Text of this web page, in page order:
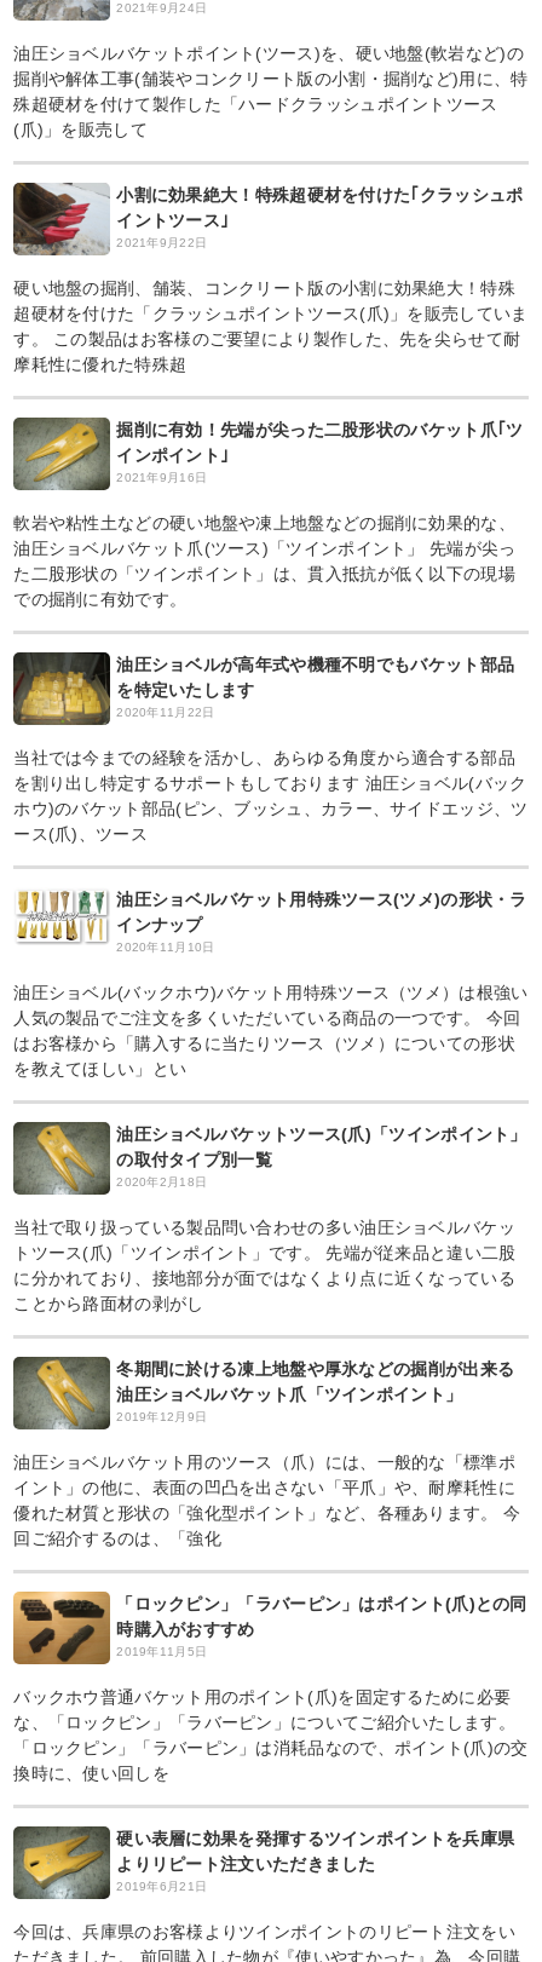
2021年9月24日
油圧ショベルバケットポイント(ツース)を、硬い地盤(軟岩など)の
掘削や解体工事(舗装やコンクリート版の小割・掘削など)用に、特
殊超硬材を付けて製作した「ハードクラッシュポイントツース
(爪)」を販売して
小割に効果絶大！特殊超硬材を付けた｢クラッシュポ
イントツース｣
2021年9月22日
硬い地盤の掘削、舗装、コンクリート版の小割に効果絶大！特殊
超硬材を付けた「クラッシュポイントツース(爪)」を販売していま
す。 この製品はお客様のご要望により製作した、先を尖らせて耐
摩耗性に優れた特殊超
掘削に有効！先端が尖った二股形状のバケット爪｢ツ
インポイント｣
2021年9月16日
軟岩や粘性土などの硬い地盤や凍上地盤などの掘削に効果的な、
油圧ショベルバケット爪(ツース)「ツインポイント」 先端が尖っ
た二股形状の「ツインポイント」は、貫入抵抗が低く以下の現場
での掘削に有効です。
油圧ショベルが高年式や機種不明でもバケット部品
を特定いたします
2020年11月22日
当社では今までの経験を活かし、あらゆる角度から適合する部品
を割り出し特定するサポートもしております 油圧ショベル(バック
ホウ)のバケット部品(ピン、ブッシュ、カラー、サイドエッジ、ツ
ース(爪)、ツース
油圧ショベルバケット用特殊ツース(ツメ)の形状・ラ
インナップ
2020年11月10日
油圧ショベル(バックホウ)バケット用特殊ツース（ツメ）は根強い
人気の製品でご注文を多くいただいている商品の一つです。 今回
はお客様から「購入するに当たりツース（ツメ）についての形状
を教えてほしい」とい
油圧ショベルバケットツース(爪)「ツインポイント」
の取付タイプ別一覧
2020年2月18日
当社で取り扱っている製品問い合わせの多い油圧ショベルバケッ
トツース(爪)「ツインポイント」です。 先端が従来品と違い二股
に分かれており、接地部分が面ではなくより点に近くなっている
ことから路面材の剥がし
冬期間に於ける凍上地盤や厚氷などの掘削が出来る
油圧ショベルバケット爪「ツインポイント」
2019年12月9日
油圧ショベルバケット用のツース（爪）には、一般的な「標準ポ
イント」の他に、表面の凹凸を出さない「平爪」や、耐摩耗性に
優れた材質と形状の「強化型ポイント」など、各種あります。 今
回ご紹介するのは、「強化
「ロックピン」「ラバーピン」はポイント(爪)との同
時購入がおすすめ
2019年11月5日
バックホウ普通バケット用のポイント(爪)を固定するために必要
な、「ロックピン」「ラバーピン」についてご紹介いたします。
「ロックピン」「ラバーピン」は消耗品なので、ポイント(爪)の交
換時に、使い回しを
硬い表層に効果を発揮するツインポイントを兵庫県
よりリピート注文いただきました
2019年6月21日
今回は、兵庫県のお客様よりツインポイントのリピート注文をい
ただきました。 前回購入した物が『使いやすかった』為、今回購